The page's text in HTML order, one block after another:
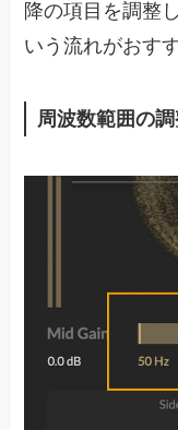
降の項目を調整
いう流れがおす
周波数範囲の